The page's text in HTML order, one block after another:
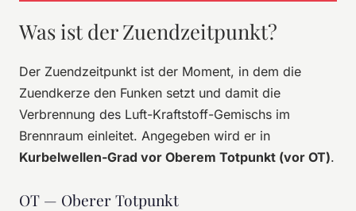
Was ist der Zuendzeitpunkt?
Der Zuendzeitpunkt ist der Moment, in dem die
Zuendkerze den Funken setzt und damit die
Verbrennung des Luft-Kraftstoff-Gemischs im
Brennraum einleitet. Angegeben wird er in
Kurbelwellen-Grad vor Oberem Totpunkt (vor OT).
OT — Oberer Totpunkt